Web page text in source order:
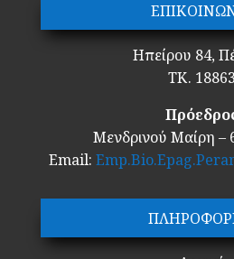
Ηπείρου 84,
ΤΚ. 18863
Μενδρινού Μαίρη –
Email: